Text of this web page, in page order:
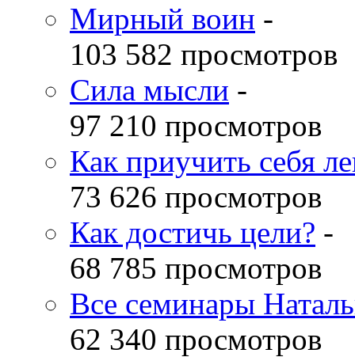
Мирный воин -
103 582 просмотров
Сила мысли -
97 210 просмотров
Как приучить себя
73 626 просмотров
Как достичь цели? -
68 785 просмотров
Все семинары
62 340 просмотров